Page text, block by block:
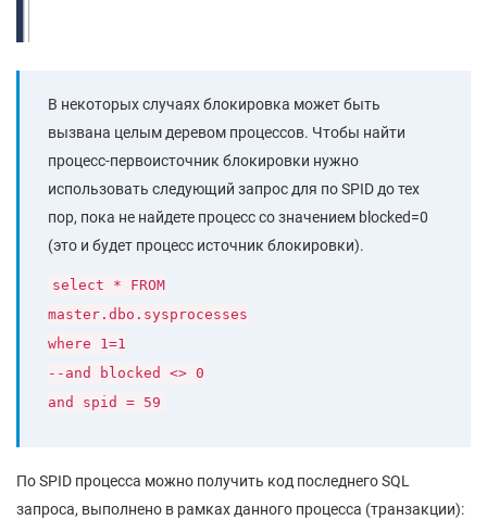
В некоторых случаях блокировка может быть
вызвана целым деревом процессов. Чтобы найти
процесс-первоисточник блокировки нужно
использовать следующий запрос для по SPID до тех
пор, пока не найдете процесс со значением blocked=0
(это и будет процесс источник блокировки).
select * FROM
master.dbo.sysprocesses
where 1=1
--and blocked <> 0
and spid = 59
По SPID процесса можно получить код последнего SQL
запроса, выполнено в рамках данного процесса (транзакции):